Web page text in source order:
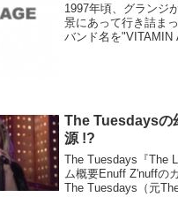
1997年頃、グランジ
景にあって行き詰ま
バンド名を"VITAMIN
The Tuesdaysの
源 !?
The Tuesdays『The
ム概要Enuff Z'nuffの
The Tuesdays（元